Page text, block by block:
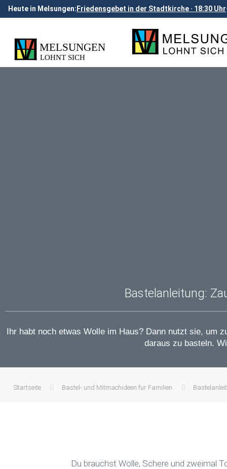
Heute in Melsungen: Friedensgebet in der Stadtkirche · 18:30 Uhr
Bastelanleitung:
Ihr habt noch etwas Wolle im Haus? Dann nutzt sie, um
daraus zu basteln.
Startseite Bastel- und Mitmachideen für Familien
Du brauchst Wolle, Schere und zweimal